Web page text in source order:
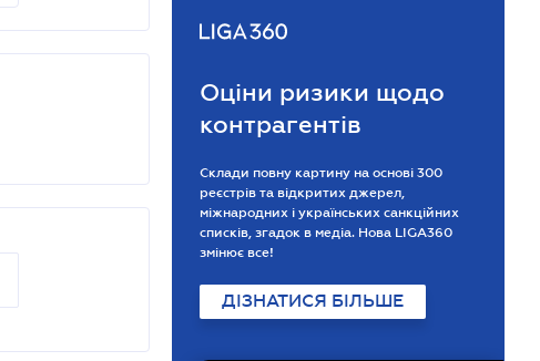
Оціни ризики щодо
контрагентів
Склади повну картину на основі 300
реєстрів та відкритих джерел,
міжнародних і українських санкційних
списків, згадок в медіа. Нова LIGA360
змінює все!
ДІЗНАТИСЯ БІЛЬШЕ